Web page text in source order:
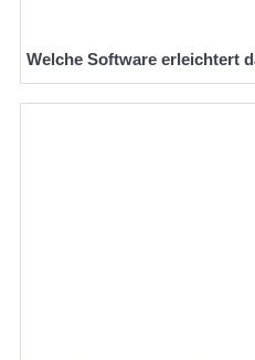
Welche Software erleichtert